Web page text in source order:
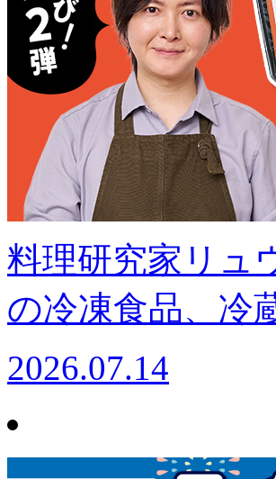
料理研究家リュ
の冷凍食品、冷
2026.07.14